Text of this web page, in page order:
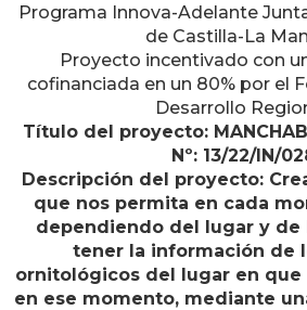
Programa Innova-Adelante
de Castilla-La
Proyecto incentivado con
cofinanciada en un 80% por el
Desarrollo
Título del proyecto:
Nº: 13/22/IN/
Descripción del proyecto:
que nos permita en cada
dependiendo del lugar y de
tener la información de
ornitológicos del lugar en que
en ese momento, mediante